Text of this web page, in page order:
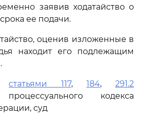
заявив ходатайство о
ее подачи.
оценив изложенные в
находит его подлежащим
статьями 117, 184, 291.2
кодекса
суд